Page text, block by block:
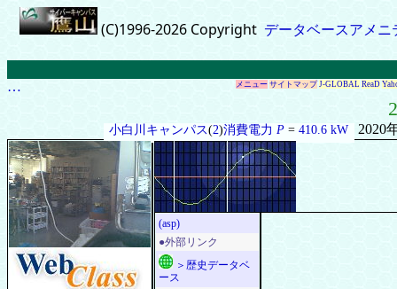
(C)1996-2026 Copyright データベースアメニ
… メニュー サイトマップ J-GLOBAL ReaD
小白川キャンパス(2)消費電力 P =410.6 kW 2020
(asp)
●外部リンク
＞歴史データベ
ース